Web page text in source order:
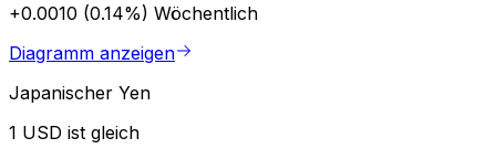
+0.0010 (0.14%) Wöchentlich
Diagramm anzeigen
Japanischer Yen
1 USD ist gleich